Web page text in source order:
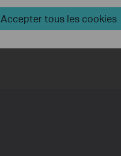
Accepter tous les cookies